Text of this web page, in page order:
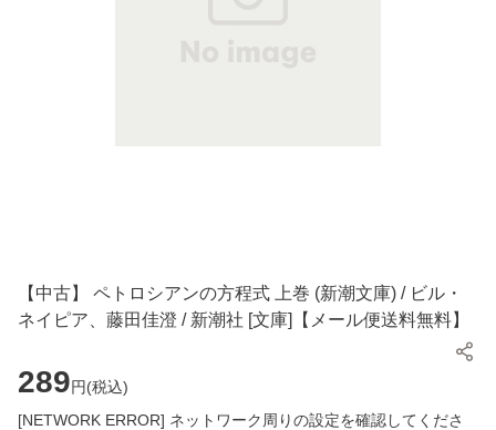
【中古】 ペトロシアンの方程式 上巻 (新潮文庫) / ビル・
ネイピア、藤田佳澄 / 新潮社 [文庫]【メール便送料無料】
289円(税込)
[NETWORK ERROR] ネットワーク周りの設定を確認してくださ